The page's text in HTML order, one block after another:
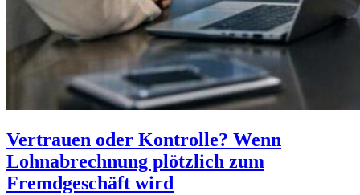
Vertrauen oder Kontrolle? Wenn
Lohnabrechnung plötzlich zum
Fremdgeschäft wird